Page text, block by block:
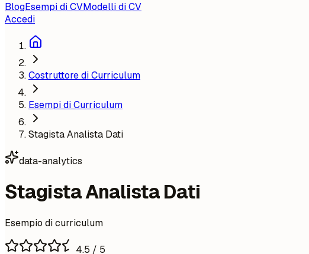
BlogEsempi di CVModelli di CV
Accedi
Costruttore di Curriculum
Esempi di Curriculum
Stagista Analista Dati
data-analytics
Stagista Analista Dati
Esempio di curriculum
4.5 / 5